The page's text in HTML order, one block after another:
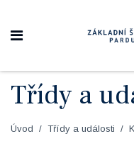
Třídy a
Úvod Třídy a události